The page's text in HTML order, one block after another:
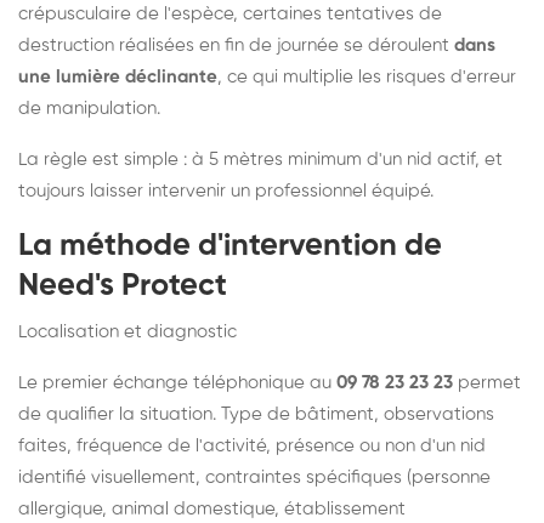
crépusculaire de l'espèce, certaines tentatives de
destruction réalisées en fin de journée se déroulent dans
une lumière déclinante, ce qui multiplie les risques d'erreur
de manipulation.
La règle est simple : à 5 mètres minimum d'un nid actif, et
toujours laisser intervenir un professionnel équipé.
La méthode d'intervention de
Need's Protect
Localisation et diagnostic
Le premier échange téléphonique au 09 78 23 23 23 permet
de qualifier la situation. Type de bâtiment, observations
faites, fréquence de l'activité, présence ou non d'un nid
identifié visuellement, contraintes spécifiques (personne
allergique, animal domestique, établissement